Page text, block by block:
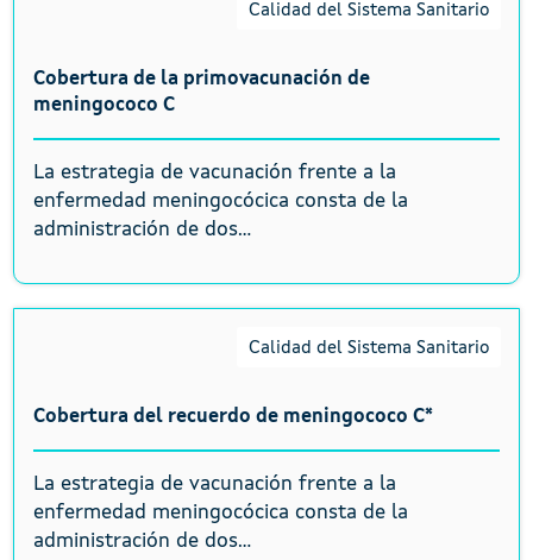
Calidad del Sistema Sanitario
Cobertura de la primovacunación de
meningococo C
La estrategia de vacunación frente a la
enfermedad meningocócica consta de la
administración de dos...
Calidad del Sistema Sanitario
Cobertura del recuerdo de meningococo C*
La estrategia de vacunación frente a la
enfermedad meningocócica consta de la
administración de dos...